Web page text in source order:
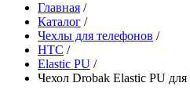
Главная /
Каталог /
Чехлы для телефонов /
HTC /
Elastic PU /
Чехол Drobak Elastic PU